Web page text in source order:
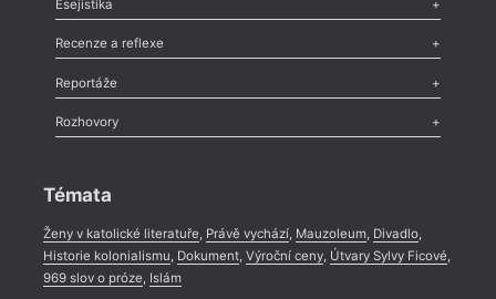
Nekrolog,Glosa,Sloupek,Pozvánka,Literární soutěž,
Esejistika
Esej ,Pádlo,Úvaha
Recenze a reflexe
Recenze
Méně slov o próze,Celá rubrika
Reportáže
Literární zítřky
Celá rubrika
Rozhovory
Témata
Ženy v katolické literatuře, Právě vychází, Mauzoleum, Divadlo,
Historie kolonialismu, Dokument, Výroční ceny, Útvary Sylvy Ficové,
969 slov o próze, Islám